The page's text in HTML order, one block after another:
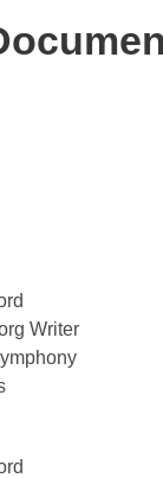
Writer